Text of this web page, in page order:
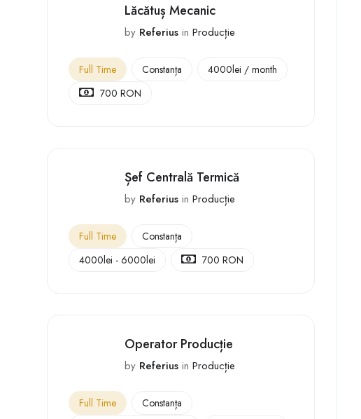
Lăcătuș Mecanic
by Referius in Producție
Full Time Constanța 4000lei / month
700 RON
Șef Centrală Termică
by Referius in Producție
Full Time
Constanța
4000lei - 6000lei 700 RON
Operator Producție
by Referius in Producție
Full Time Constanța